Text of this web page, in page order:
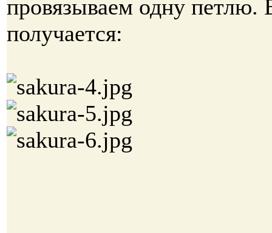
провязываем одну петлю.
получается: